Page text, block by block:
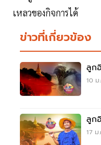
เหลวของกิจการได้
ข่าวที่เกี่ยวข้อง
ลูก
10
ลูก
17